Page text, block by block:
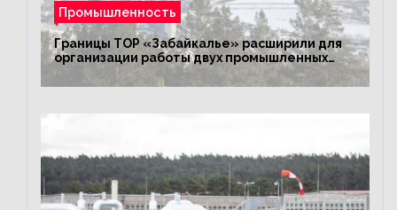
Промышленность
Границы ТОР «Забайкалье» расширили для
организации работы двух промышленных
предприятий